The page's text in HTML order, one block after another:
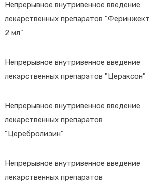
Непрерывное внутривенное введение
лекарственных препаратов "Феринжект
2 мл"
Непрерывное внутривенное введение
лекарственных препаратов "Цераксон"
Непрерывное внутривенное введение
лекарственных препаратов
"Церебролизин"
Непрерывное внутривенное введение
лекарственных препаратов